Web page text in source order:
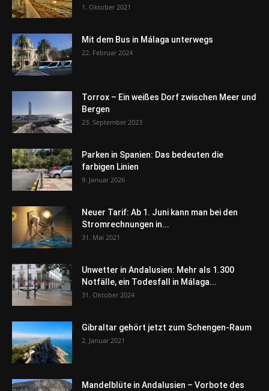
1. Oktober 2021
Mit dem Bus in Málaga unterwegs
22. Februar 2024
Torrox – Ein weißes Dorf zwischen Meer und
Bergen
23. September 2023
Parken in Spanien: Das bedeuten die
farbigen Linien
9. Januar 2026
Neuer Tarif: Ab 1. Juni kann man bei den
Stromrechnungen in...
31. Mai 2021
Unwetter in Andalusien: Mehr als 1.300
Notfälle, ein Todesfall in Málaga...
31. Oktober 2024
Gibraltar gehört jetzt zum Schengen-Raum
2. Januar 2021
Mandelblüte in Andalusien – Vorbote des